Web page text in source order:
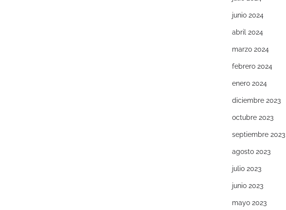
junio 2024
abril 2024
marzo 2024
febrero 2024
enero 2024
diciembre 2023
octubre 2023
septiembre 2023
agosto 2023
julio 2023
junio 2023
mayo 2023